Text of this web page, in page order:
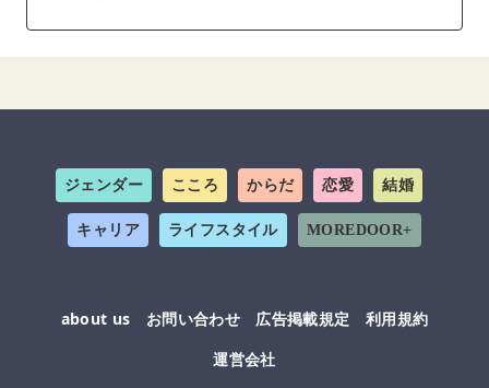
ジェンダー こころ からだ 恋愛 結婚
キャリア ライフスタイル MOREDOOR+
about us お問い合わせ 広告掲載規定
利用規約
運営会社